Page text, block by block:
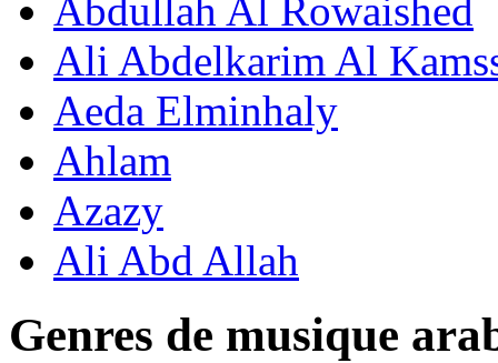
Abdullah Al Rowaished
Ali Abdelkarim Al
Aeda Elminhaly
Ahlam
Azazy
Ali Abd Allah
Genres de musique